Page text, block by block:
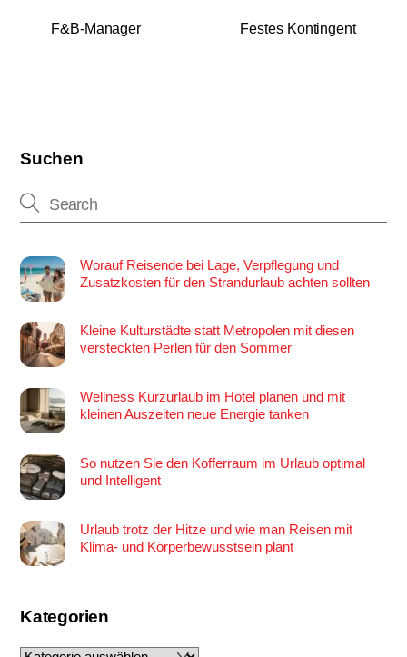
F&B-Manager Festes Kontingent
Suchen
Worauf Reisende bei Lage, Verpflegung und
Zusatzkosten für den Strandurlaub achten sollten
Kleine Kulturstädte statt Metropolen mit diesen
versteckten Perlen für den Sommer
Wellness Kurzurlaub im Hotel planen und mit
kleinen Auszeiten neue Energie tanken
So nutzen Sie den Kofferraum im Urlaub optimal
und Intelligent
Urlaub trotz der Hitze und wie man Reisen mit
Klima- und Körperbewusstsein plant
Kategorien